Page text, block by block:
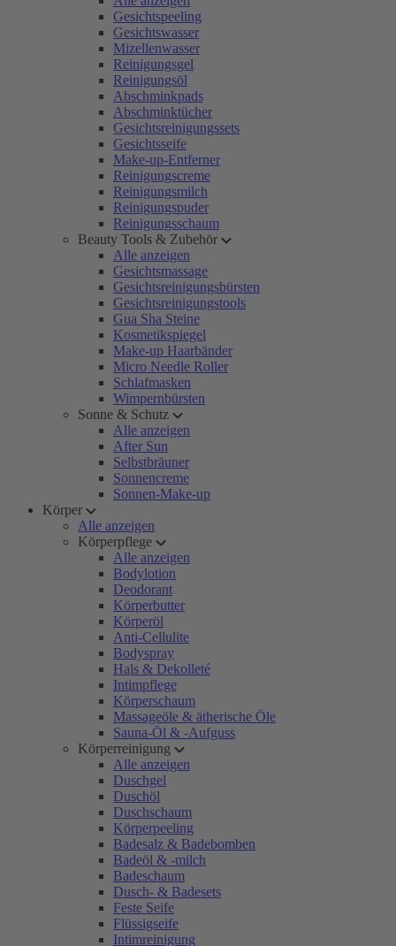
Gesichtspeeling
Gesichtswasser
Mizellenwasser
Reinigungsgel
Reinigungsöl
Abschminkpads
Abschminktücher
Gesichtsreinigungssets
Gesichtsseife
Make-up-Entferner
Reinigungscreme
Reinigungsmilch
Reinigungspuder
Reinigungsschaum
Beauty Tools & Zubehör
Alle anzeigen
Gesichtsmassage
Gesichtsreinigungsbürsten
Gesichtsreinigungstools
Gua Sha Steine
Kosmetikspiegel
Make-up Haarbänder
Micro Needle Roller
Schlafmasken
Wimpernbürsten
Sonne & Schutz
Alle anzeigen
After Sun
Selbstbräuner
Sonnencreme
Sonnen-Make-up
Körper
Alle anzeigen
Körperpflege
Alle anzeigen
Bodylotion
Deodorant
Körperbutter
Körperöl
Anti-Cellulite
Bodyspray
Hals & Dekolleté
Intimpflege
Körperschaum
Massageöle & ätherische Öle
Sauna-Öl & -Aufguss
Körperreinigung
Alle anzeigen
Duschgel
Duschöl
Duschschaum
Körperpeeling
Badesalz & Badebomben
Badeöl & -milch
Badeschaum
Dusch- & Badesets
Feste Seife
Flüssigseife
Intimreinigung